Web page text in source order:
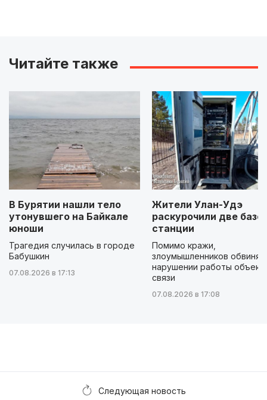
Читайте также
В Бурятии нашли тело
утонувшего на Байкале
юноши
Трагедия случилась в городе
Бабушкин
07.08.2026 в 17:13
Жители Улан-Удэ
раскурочили две
станции
Помимо кражи,
злоумышленников
нарушении работы
связи
07.08.2026 в 17:08
Следующая новость